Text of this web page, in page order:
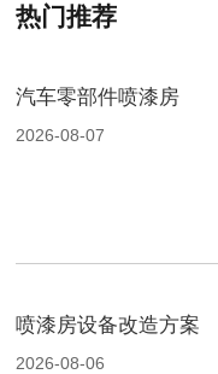
热门推荐
汽车零部件喷漆房
2026-08-07
喷漆房设备改造方案
2026-08-06